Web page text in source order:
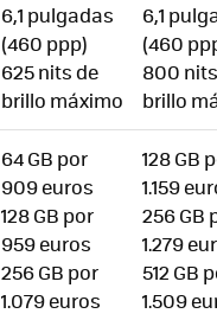
6,1 pulgadas
(460 ppp)
625 nits de
brillo máximo
6,1
(460
800
brillo
64 GB por
909 euros
128 GB por
959 euros
256 GB por
1.079 euros
128 GB
1.159
256 GB
1.279
512 GB
1.509